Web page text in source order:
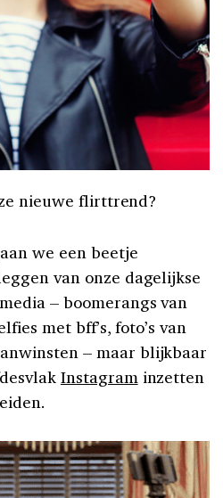
nieuwe flirttrend?
we een beetje
van onze dagelijkse
– boomerangs van
met bff’s, foto’s van
– maar blijkbaar
Instagram inzetten